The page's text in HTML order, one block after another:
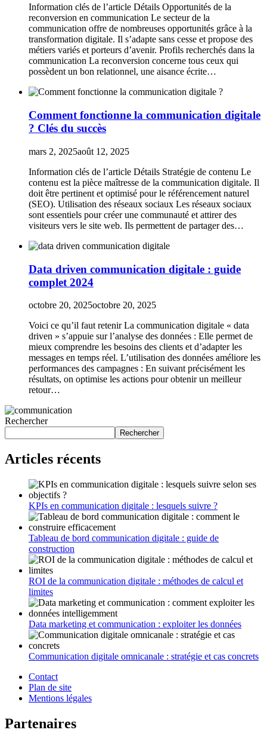
Information clés de l’article Détails Opportunités de la
reconversion en communication Le secteur de la
communication offre de nombreuses opportunités grâce à la
transformation digitale. Il s’adapte sans cesse et propose des
métiers variés et porteurs d’avenir. Profils recherchés dans la
communication La reconversion concerne tous ceux qui
possèdent un bon relationnel, une aisance écrite…
Comment fonctionne la communication digitale
? Clés du succès
mars 2, 2025août 12, 2025
Information clés de l’article Détails Stratégie de contenu Le
contenu est la pièce maîtresse de la communication digitale. Il
doit être pertinent et optimisé pour le référencement naturel
(SEO). Utilisation des réseaux sociaux Les réseaux sociaux
sont essentiels pour créer une communauté et attirer des
visiteurs vers le site web. Ils permettent de partager des…
Data driven communication digitale : guide
complet 2024
octobre 20, 2025octobre 20, 2025
Voici ce qu’il faut retenir La communication digitale « data
driven » s’appuie sur l’analyse des données : Elle permet de
mieux comprendre les besoins des clients et d’adapter les
messages en temps réel. L’utilisation des données améliore les
performances des campagnes : En suivant précisément les
résultats, on optimise les actions pour obtenir un meilleur
retour…
Rechercher
Rechercher
Articles récents
KPIs en communication digitale : lesquels suivre ?
Tableau de bord communication digitale : guide de
construction
ROI de la communication digitale : méthodes de calcul et
limites
Data marketing et communication : exploiter les données
Communication digitale omnicanale : stratégie et cas concrets
Contact
Plan de site
Mentions légales
Partenaires